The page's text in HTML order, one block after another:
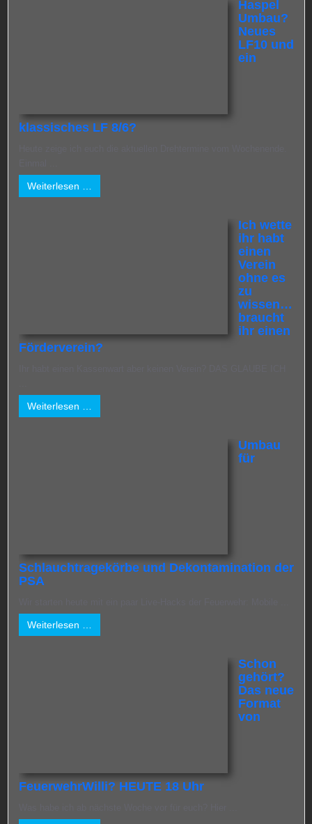
Haspel
Umbau?
Neues
LF10 und
ein
klassisches LF 8/6?
Weiterlesen …
Ich wette
ihr habt
einen
Verein
ohne es
zu
wissen…
braucht
ihr einen
Förderverein?
Weiterlesen …
Umbau
für
Schlauchtragekörbe und Dekontamination der
PSA
Weiterlesen …
Schon
gehört?
Das neue
Format
von
FeuerwehrWilli? HEUTE 18 Uhr